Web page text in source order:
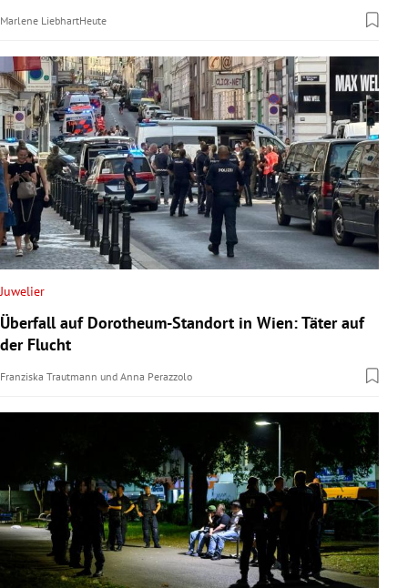
Marlene LiebhartHeute
Juwelier
Überfall auf Dorotheum-Standort in Wien: Täter auf
der Flucht
Franziska Trautmann und Anna Perazzolo